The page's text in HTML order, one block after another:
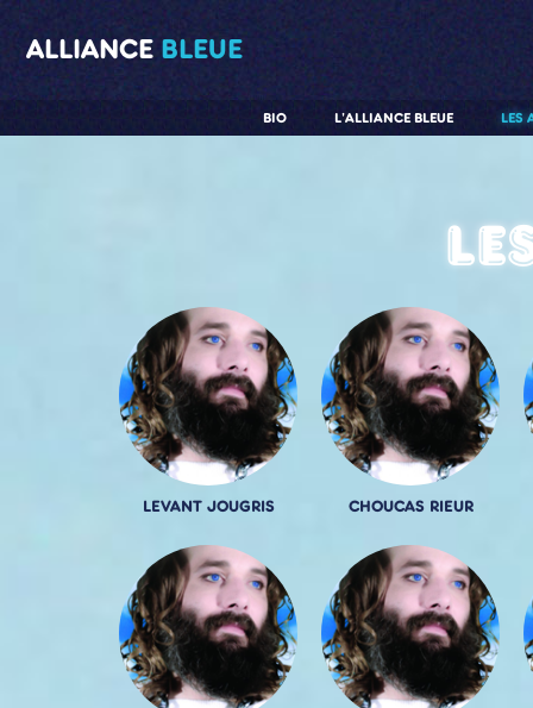
ALLIANCE BLEUE
LES
L'ALLIANCE BLEUE
BIO
LEVANT JOUGRIS CHOUCAS RIEUR